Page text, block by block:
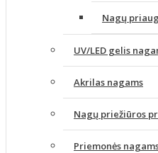
Nagų
UV/LED gelis
Akrilas nagams
Nagų priežiūros
Priemonės